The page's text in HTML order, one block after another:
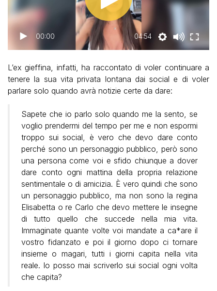
00:00 04:54
L’ex gieffina, infatti, ha raccontato di voler continuare a
tenere la sua vita privata lontana dai social e di voler
parlare solo quando avrà notizie certe da dare:
Sapete che io parlo solo quando me la sento, se
voglio prendermi del tempo per me e non espormi
troppo sui social, è vero che devo dare conto
perché sono un personaggio pubblico, però sono
una persona come voi e sfido chiunque a dover
dare conto ogni mattina della propria relazione
sentimentale o di amicizia. È vero quindi che sono
un personaggio pubblico, ma non sono la regina
Elisabetta o re Carlo che devo mettere le insegne
di tutto quello che succede nella mia vita.
Immaginate quante volte voi mandate a ca*are il
vostro fidanzato e poi il giorno dopo ci tornare
insieme o magari, tutti i giorni capita nella vita
reale. Io posso mai scriverlo sui social ogni volta
che capita?